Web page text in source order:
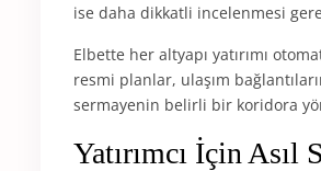
ise daha dikkatli incelenmesi
Elbette her altyapı yatırımı
resmi planlar, ulaşım
sermayenin belirli bir koridora
Yatırımcı İçin Asıl